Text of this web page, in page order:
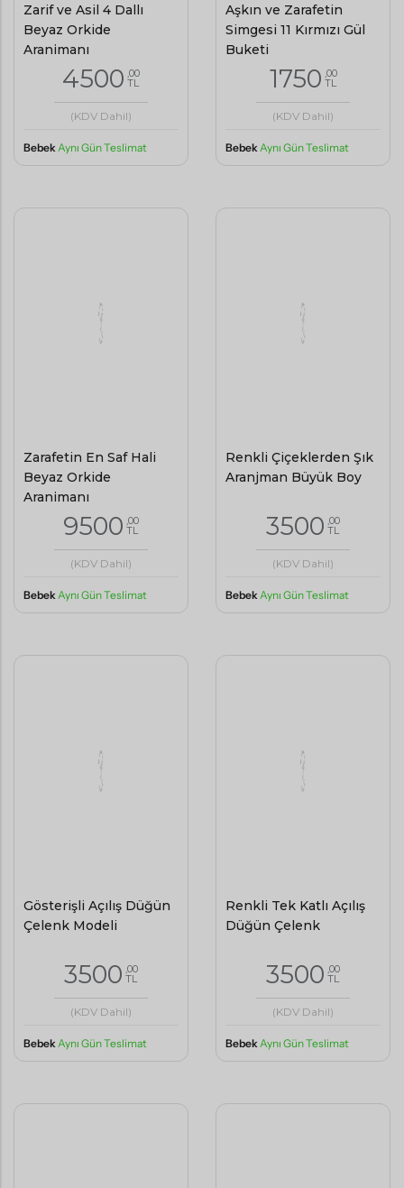
Zarif ve Asil 4 Dallı
Beyaz Orkide
Aranjmanı
4500 ,00
TL
(KDV Dahil)
Bebek Aynı Gün Teslimat
Aşkın ve Zarafetin
Simgesi 11 Kırmızı Gül
Buketi
1750 ,00
TL
(KDV Dahil)
Bebek Aynı Gün Teslimat
Zarafetin En Saf Hali
Beyaz Orkide
Aranjmanı
9500 ,00
TL
(KDV Dahil)
BebekAynı Gün Teslimat
Renkli Çiçeklerden Şık
Aranjman Büyük Boy
3500 ,00
TL
(KDV Dahil)
BebekAynı Gün Teslimat
Gösterişli Açılış Düğün
Çelenk Modeli
3500 ,00
TL
(KDV Dahil)
Bebek Aynı Gün Teslimat
Renkli Tek Katlı Açılış
Düğün Çelenk
3500 ,00
TL
(KDV Dahil)
Bebek Aynı Gün Teslimat